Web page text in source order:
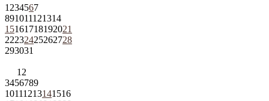
1 234567
891011121314
15161718192021
22232425262728
293031
1 2
3456789
10111213141516